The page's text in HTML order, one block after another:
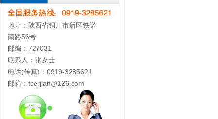
地址：陕西省铜川市新区铁诺
南路56号
邮编：727031
联系人：张女士
电话(传真)：0919-3285621
邮箱：tcerjian@126.com